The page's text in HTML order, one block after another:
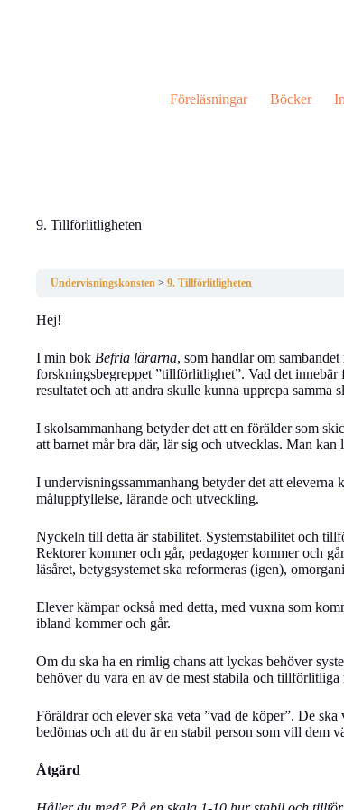
Föreläsningar Böcker
9. Tillförlitligheten
Undervisningskonsten 9. Tillförlitligheten
Hej!
I min bok Befria lärarna, som handlar om
forskningsbegreppet ”tillförlitlighet”. Vad det
resultatet och att andra skulle kunna upprepa samma
I skolsammanhang betyder det att en förälder som
att barnet mår bra där, lär sig och utvecklas. Man
I undervisningssammanhang betyder det att
måluppfyllelse, lärande och utveckling.
Nyckeln till detta är stabilitet. Systemstabilitet och
Rektorer kommer och går, pedagoger kommer och
läsåret, betygsystemet ska reformeras (igen),
Elever kämpar också med detta, med vuxna som
ibland kommer och går.
Om du ska ha en rimlig chans att lyckas behöver
behöver du vara en av de mest stabila och
Föräldrar och elever ska veta ”vad de köper”. De
bedömas och att du är en stabil person som vill dem
Åtgärd